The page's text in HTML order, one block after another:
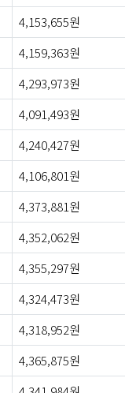
4,153,655원
4,159,363원
4,293,973원
4,091,493원
4,240,427원
4,106,801원
4,373,881원
4,352,062원
4,355,297원
4,324,473원
4,318,952원
4,365,875원